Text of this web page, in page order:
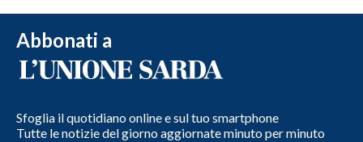
Abbonati a
Sfoglia il quotidiano online e sul tuo smartphone
Tutte le notizie del giorno aggiornate minuto per minuto